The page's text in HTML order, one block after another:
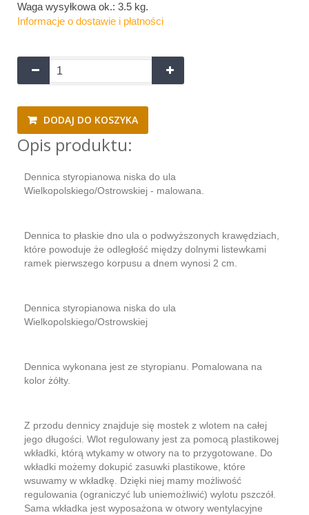
Waga wysyłkowa ok.: 3.5 kg.
Informacje o dostawie i płatności
DODAJ DO KOSZYKA
Opis produktu:
Dennica styropianowa niska do ula
Wielkopolskiego/Ostrowskiej - malowana.
Dennica to płaskie dno ula o podwyższonych krawędziach,
które powoduje że odległość między dolnymi listewkami
ramek pierwszego korpusu a dnem wynosi 2 cm.
Dennica styropianowa niska do ula
Wielkopolskiego/Ostrowskiej
Dennica wykonana jest ze styropianu. Pomalowana na
kolor żółty.
Z przodu dennicy znajduje się mostek z wlotem na całej
jego długości. Wlot regulowany jest za pomocą plastikowej
wkładki, którą wtykamy w otwory na to przygotowane. Do
wkładki możemy dokupić zasuwki plastikowe, które
wsuwamy w wkładkę. Dzięki niej mamy możliwość
regulowania (ograniczyć lub uniemożliwić) wylotu pszczół.
Sama wkładka jest wyposażona w otwory wentylacyjne